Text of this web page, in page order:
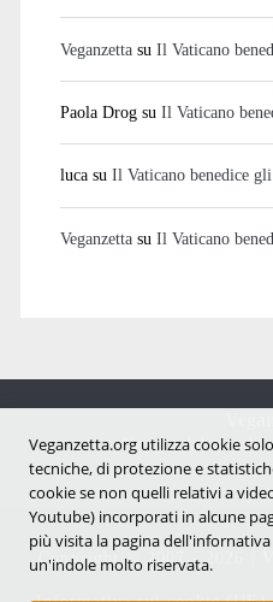
Veganzettasu Il Vaticano
Paola Drogsu Il Vaticano
lucasu Il Vaticano benedice
Veganzettasu Il Vaticano
Notizie dal mondo
Copyright © 2007 - 2026 |
Veganzetta.org utilizza cookie
tecniche, di protezione e
cookie se non quelli relativi a
Youtube) incorporati in alcune
più visita la pagina
un'indole molto riservata.